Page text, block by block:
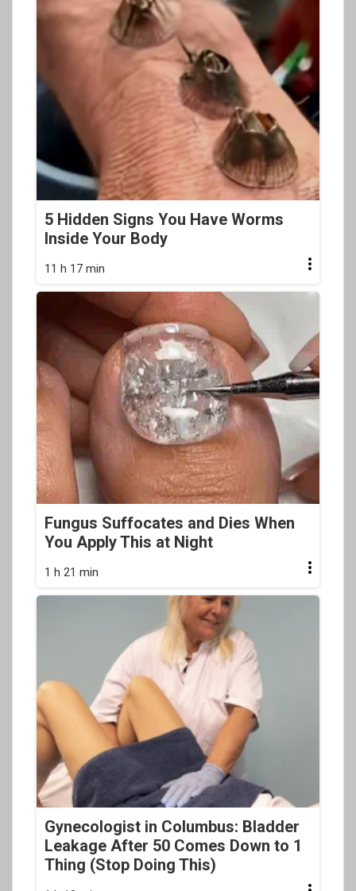
5 Hidden Signs You Have Worms
Inside Your Body
11 h 17 min
Fungus Suffocates and Dies When
You Apply This at Night
1 h 21 min
Gynecologist in Columbus: Bladder
Leakage After 50 Comes Down to 1
Thing (Stop Doing This)